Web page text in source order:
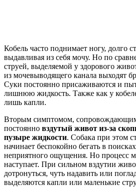
Кобель часто поднимает ногу, долго
выдавливая из себя мочу. Но по
струей, выделяемой у здорового
из мочевыводящего канала выходят
Суки постоянно присаживаются и
лишнюю жидкость. Также как у
лишь капли.
Вторым симптомом, сопровождающим
постоянно вздутый живот из-за
пузыре жидкости. Собака при этом
начинает беспокойно бегать в
неприятного ощущения. Но процесс
наступает. При сильном вздутии
дотронуться, чуть надавить или
выделяются капли или маленькие